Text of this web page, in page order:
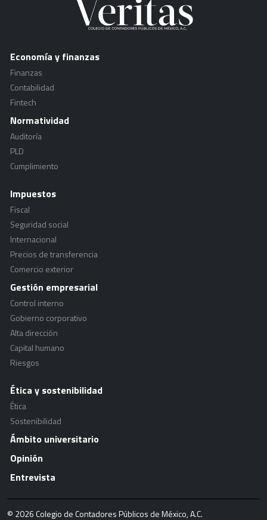
Economía y finanzas
Finanzas
Contabilidad
Fintech
Normatividad
Auditoría
PLD
Cumplimiento
Impuestos
Fiscal
Seguridad social
Internacional
Precios de transferencia
Comercio exterior
Gestión empresarial
Control interno
Gobierno corporativo
Alta dirección
Capital humano
Riesgos
Ética y sostenibilidad
Ética
Sostenibilidad
Ámbito universitario
Opinión
Entrevista
© 2026 Colegio de Contadores Públicos de México, A.C.